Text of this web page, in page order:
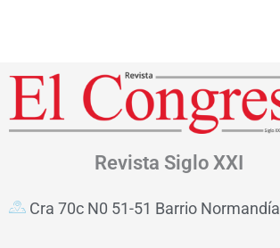
Revista Siglo XXI
Cra 70c N0 51-51 Barrio Normandía